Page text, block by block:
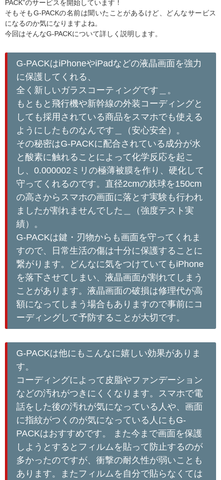
PACK”のサービスを開始しています！
そもそもG-PACKの名前は聞いたことがあるけど、どんなサービス
になるのか気になりますよね。
今回はそんなG-PACKについて詳しく説明します。
G-PACKはiPhoneやiPadなどの液晶画面を強力
に保護してくれる、
全く新しいガラスコーティングです＿。
もともと飛行機や新幹線の外装コーディングと
しても採用されている商品をスマホでも使える
ようにしたものなんです＿（安心安全）。
その秘密はG-PACKに配合されている成分が水
と酸素に触れることによって化学反応を起こ
し、0.000002ミリの極薄被膜を作り、硬化して
守ってくれるのです。直径2cmの鉄球を150cm
の高さからスマホの画面に落とす実験も行われ
ましたが割れませんでした＿（強度テスト実
績）。
G-PACKは鍵・刃物からも画面を守ってくれま
すので、日常生活の傷は十分に保護することに
繋がります。どんなに気をつけていてもiPhone
を落下させてしまい、液晶画面が割れてしまう
ことがあります。液晶画面の破損は修理代が高
額になってしまう場合もありますので事前にコ
ーディングして予防することが大切です。
G-PACKは他にもこんなに嬉しい効果がありま
す。
コーディングによって皮脂やファンデーション
などの汚れがつきにくくなります。スマホで電
話をした後の汚れが気になっている人や、画面
に指紋がつくのが気になっている人にもG-
PACKはおすすめです。 また今まで画面を保護
しようとするとフィルムを貼って防止するのが
多かったのですが、衝撃の耐久性が弱いことも
あります。またフィルムを自分で貼らなくては